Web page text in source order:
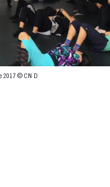
2017 © CN D